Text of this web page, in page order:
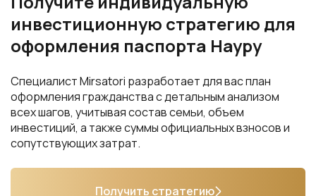
Специалист Mirsatori разработает для вас план
оформления гражданства с детальным анализом
всех шагов, учитывая состав семьи, объем
инвестиций, а также суммы официальных взносов и
сопутствующих затрат.
Получить стратегию